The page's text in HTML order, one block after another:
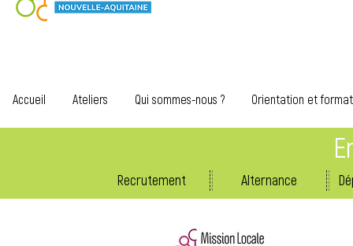
Accueil Ateliers Qui sommes-nous ? Orientation et
Recrutement Alternance